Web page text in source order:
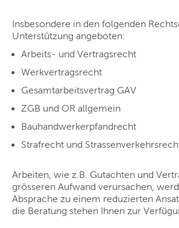
Insbesondere in den folgenden
Unterstützung angeboten:
Arbeits- und Vertragsrecht
Werkvertragsrecht
Gesamtarbeitsvertrag GAV
ZGB und OR allgemein
Bauhandwerkerpfandrecht
Strafrecht und
Arbeiten, wie z.B. Gutachten und
grösseren Aufwand verursachen,
Absprache zu einem reduzierten
die Beratung stehen Ihnen zur